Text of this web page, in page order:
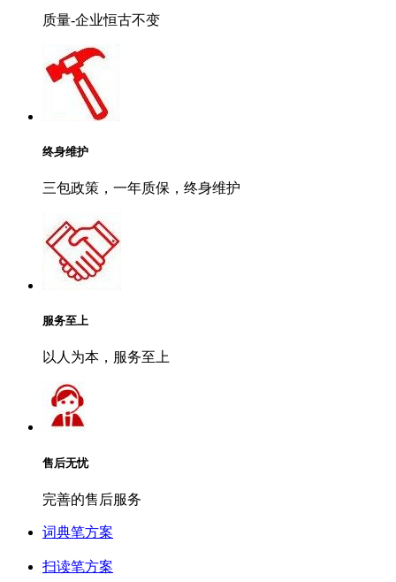
质量-企业恒古不变
终身维护
三包政策，一年质保，终身维护
服务至上
以人为本，服务至上
售后无忧
完善的售后服务
词典笔方案
扫读笔方案